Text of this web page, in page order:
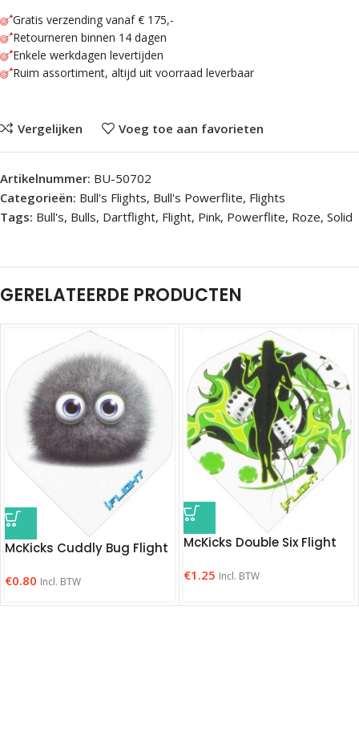
Gratis verzending vanaf € 175,-
Retourneren binnen 14 dagen
Enkele werkdagen levertijden
Ruim assortiment, altijd uit voorraad leverbaar
Vergelijken Voeg toe aan favorieten
Artikelnummer: BU-50702
Categorieën: Bull's Flights, Bull's Powerflite, Flights
Tags: Bull's, Bulls, Dartflight, Flight, Pink, Powerflite, Roze, Solid
GERELATEERDE PRODUCTEN
McKicks Cuddly Bug Flight
€0.80 Incl. BTW
McKicks Double Six Flight
€1.25 Incl. BTW